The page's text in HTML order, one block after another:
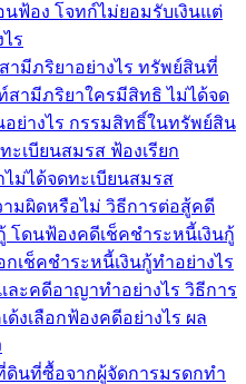
ฟ้อง โจทก์ไม่ยอมรับเงินแต่
ร
ามีภริยาอย่างไร ทรัพย์สินที่
ามีภริยาใครมีสิทธิ ไม่ได้จด
ย่างไร กรรมสิทธิ์ในทรัพย์สิน
ะเบียนสมรส ฟ้องเรียก
ม่ได้จดทะเบียนสมรส
มผิดหรือไม่ วิธีการต่อสู้คดี
โดนฟ้องคดีเช็คชำระหนี้เงินกู้
เช็คชำระหนี้เงินกู้ทำอย่างไร
ะคดีอาญาทำอย่างไร วิธีการ
ด้งเลือกฟ้องคดีอย่างไร ผล
นที่ซื้อจากผู้จัดการมรดกทำ